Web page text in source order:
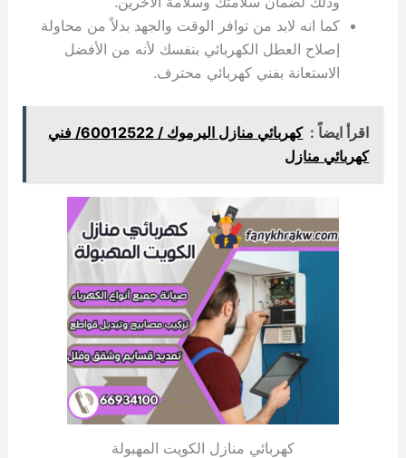
كما انه لابد من توافر الوقت والجهد بدلاً من محاولة
إصلاح العطل الكهربائي بنفسك لأنه من الأفضل
الاستعانة بفني كهربائي محترف.
اقرأ ايضاً :
كهربائي منازل اليرموك / 60012522/ فني
كهربائي منازل
كهربائي منازل الكويت المهبولة